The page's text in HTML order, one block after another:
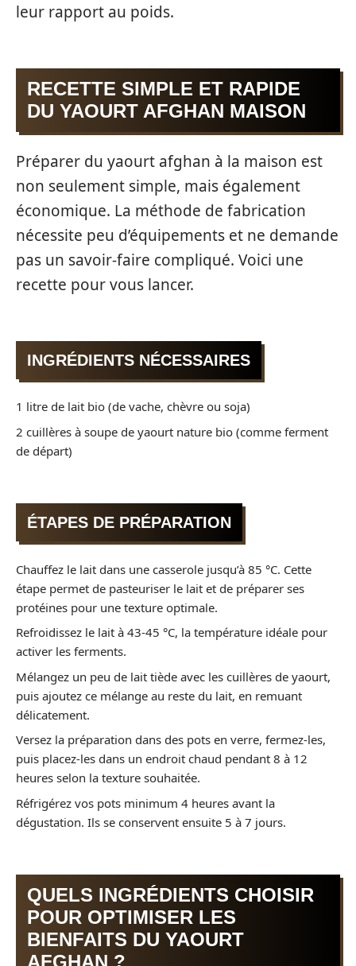
leur rapport au poids.
RECETTE SIMPLE ET RAPIDE
DU YAOURT AFGHAN MAISON
Préparer du yaourt afghan à la maison est
non seulement simple, mais également
économique. La méthode de fabrication
nécessite peu d’équipements et ne demande
pas un savoir-faire compliqué. Voici une
recette pour vous lancer.
INGRÉDIENTS NÉCESSAIRES
1 litre de lait bio (de vache, chèvre ou soja)
2 cuillères à soupe de yaourt nature bio (comme ferment
de départ)
ÉTAPES DE PRÉPARATION
Chauffez le lait dans une casserole jusqu’à 85 °C. Cette
étape permet de pasteuriser le lait et de préparer ses
protéines pour une texture optimale.
Refroidissez le lait à 43-45 °C, la température idéale pour
activer les ferments.
Mélangez un peu de lait tiède avec les cuillères de yaourt,
puis ajoutez ce mélange au reste du lait, en remuant
délicatement.
Versez la préparation dans des pots en verre, fermez-les,
puis placez-les dans un endroit chaud pendant 8 à 12
heures selon la texture souhaitée.
Réfrigérez vos pots minimum 4 heures avant la
dégustation. Ils se conservent ensuite 5 à 7 jours.
QUELS INGRÉDIENTS CHOISIR
POUR OPTIMISER LES
BIENFAITS DU YAOURT
AFGHAN ?